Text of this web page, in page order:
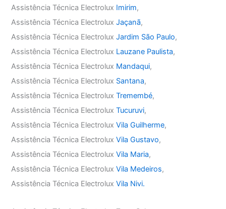
Assistência Técnica Electrolux Imirim,
Assistência Técnica ElectroluxJaçanã,
Assistência Técnica ElectroluxJardim São Paulo,
Assistência Técnica Electrolux Lauzane Paulista,
Assistência Técnica Electrolux Mandaqui,
Assistência Técnica Electrolux Santana,
Assistência Técnica ElectroluxTremembé,
Assistência Técnica ElectroluxTucuruvi,
Assistência Técnica ElectroluxVila Guilherme,
Assistência Técnica ElectroluxVila Gustavo,
Assistência Técnica ElectroluxVila Maria,
Assistência Técnica ElectroluxVila Medeiros,
Assistência Técnica ElectroluxVila Nivi.